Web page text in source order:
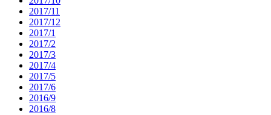
2017/11
2017/12
2017/1
2017/2
2017/3
2017/4
2017/5
2017/6
2016/9
2016/8